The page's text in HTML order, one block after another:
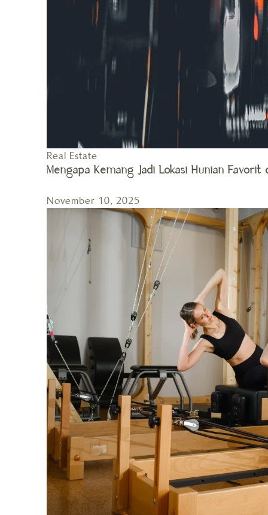
Real Estate
Mengapa Kemang Jadi Lokasi Hunian
November 10, 2025